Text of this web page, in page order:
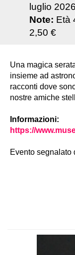
luglio
Note: Età
2,50 €
Una magica
insieme ad
racconti dove
nostre amiche
Informazioni:
https://
Evento segnalato